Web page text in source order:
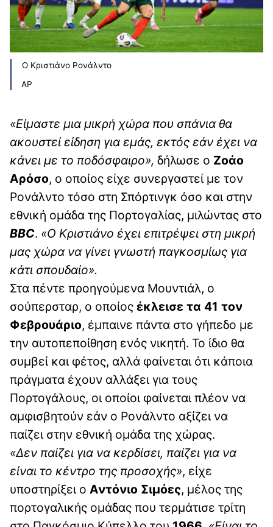
Ο Κριστιάνο Ρονάλντο
AP
«Είμαστε μια μικρή χώρα που σπάνια θα
ακουστεί είδηση για εμάς, εκτός εάν έχει να
κάνει με το ποδόσφαιρο», δήλωσε ο Ζοάο
Αρόσο, ο οποίος είχε συνεργαστεί με τον
Ρονάλντο τόσο στη Σπόρτινγκ όσο και στην
εθνική ομάδα της Πορτογαλίας, μιλώντας στο
BBC. «Ο Κριστιάνο έχει επιτρέψει στη μικρή
μας χώρα να γίνει γνωστή παγκοσμίως για
κάτι σπουδαίο».
Στα πέντε προηγούμενα Μουντιάλ, ο
σούπερσταρ, ο οποίος έκλεισε τα 41 τον
Φεβρουάριο, έμπαινε πάντα στο γήπεδο με
την αυτοπεποίθηση ενός νικητή. Το ίδιο θα
συμβεί και φέτος, αλλά φαίνεται ότι κάποια
πράγματα έχουν αλλάξει για τους
Πορτογάλους, οι οποίοι φαίνεται πλέον να
αμφισβητούν εάν ο Ρονάλντο αξίζει να
παίζει στην εθνική ομάδα της χώρας.
«Δεν παίζει για να κερδίσει, παίζει για να
είναι το κέντρο της προσοχής», είχε
υποστηρίξει ο Αντόνιο Σιμόες, μέλος της
πορτογαλικής ομάδας που τερμάτισε τρίτη